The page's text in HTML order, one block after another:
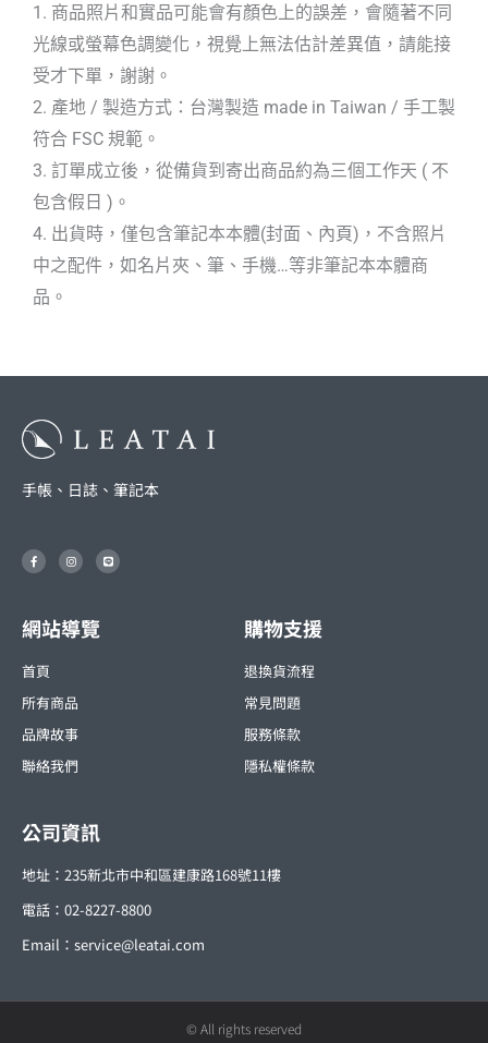
1. 商品照片和實品可能會有顏色上的誤差，會隨著不同
光線或螢幕色調變化，視覺上無法估計差異值，請能接
受才下單，謝謝。
2. 產地 / 製造方式：台灣製造 made in Taiwan / 手工製
符合 FSC 規範。
3. 訂單成立後，從備貨到寄出商品約為三個工作天 ( 不
包含假日 )。
4. 出貨時，僅包含筆記本本體(封面、內頁)，不含照片
中之配件，如名片夾、筆、手機…等非筆記本本體商
品。
手帳、日誌、筆記本
F
a
c
k
-
I
n
s
r
a
m
L
i
n
網站導覽
首頁
所有商品
品牌故事
聯絡我們
購物支援
退換貨流程
常見問題
服務條款
隱私權條款
公司資訊
地址：235新北市中和區建康路168號11樓
電話：02-8227-8800
Email： service@leatai.com
© All rights reserved